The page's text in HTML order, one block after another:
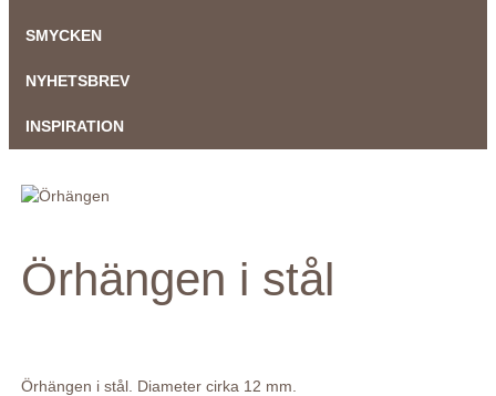
SMYCKEN
NYHETSBREV
INSPIRATION
Örhängen i stål
Örhängen i stål. Diameter cirka 12 mm.